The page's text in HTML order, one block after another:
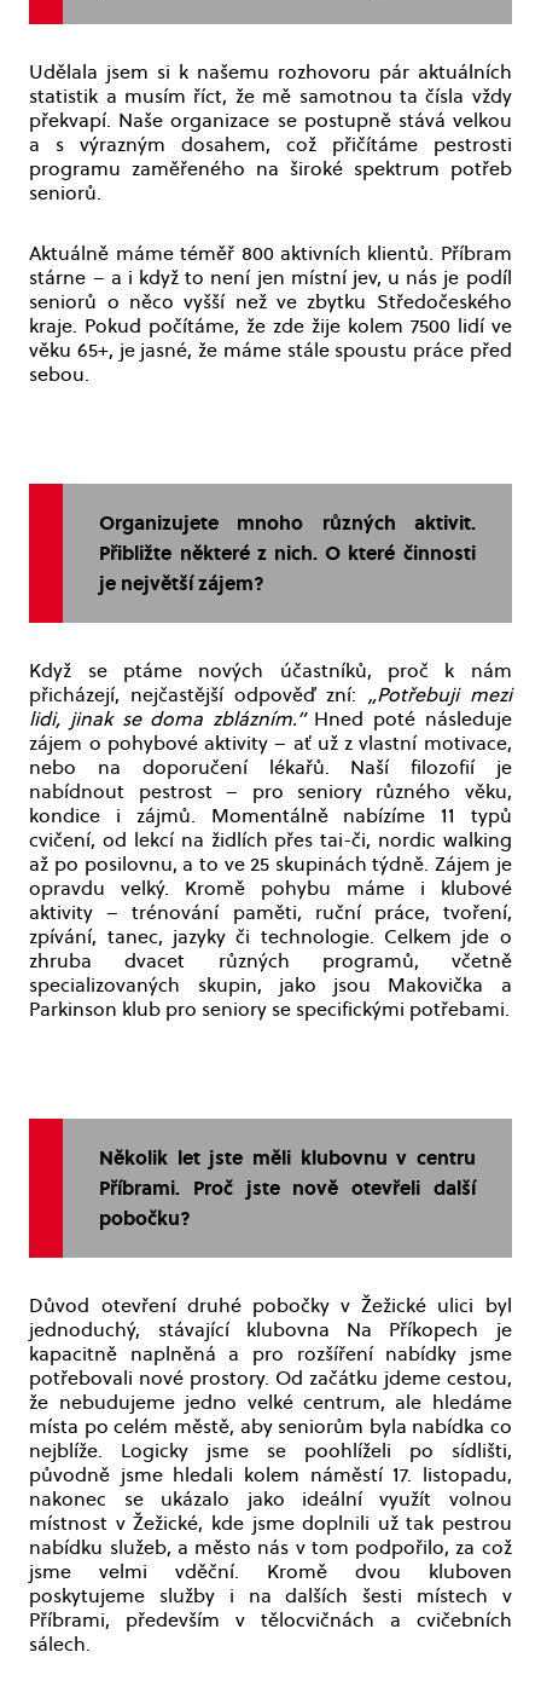
Udělala jsem si k našemu rozhovoru pár aktuálních
statistik a musím říct, že mě samotnou ta čísla vždy
překvapí. Naše organizace se postupně stává velkou
a s výrazným dosahem, což přičítáme pestrosti
programu zaměřeného na široké spektrum potřeb
seniorů.
Aktuálně máme téměř 800 aktivních klientů. Příbram
stárne – a i když to není jen místní jev, u nás je podíl
seniorů o něco vyšší než ve zbytku Středočeského
kraje. Pokud počítáme, že zde žije kolem 7500 lidí ve
věku 65+, je jasné, že máme stále spoustu práce před
sebou.
Organizujete mnoho různých aktivit.
Přibližte některé z nich. O které činnosti
je největší zájem?
Když se ptáme nových účastníků, proč k nám
přicházejí, nejčastější odpověď zní: „Potřebuji mezi
lidi, jinak se doma zblázním.“Hned poté následuje
zájem o pohybové aktivity – ať už z vlastní motivace,
nebo na doporučení lékařů. Naší filozofií je
nabídnout pestrost – pro seniory různého věku,
kondice i zájmů. Momentálně nabízíme 11 typů
cvičení, od lekcí na židlích přes tai-či, nordic walking
až po posilovnu, a to ve 25 skupinách týdně. Zájem je
opravdu velký. Kromě pohybu máme i klubové
aktivity – trénování paměti, ruční práce, tvoření,
zpívání, tanec, jazyky či technologie. Celkem jde o
zhruba dvacet různých programů, včetně
specializovaných skupin, jako jsou Makovička a
Parkinson klub pro seniory se specifickými potřebami.
Několik let jste měli klubovnu v centru
Příbrami. Proč jste nově otevřeli další
pobočku?
Důvod otevření druhé pobočky v Žežické ulici byl
jednoduchý, stávající klubovna Na Příkopech je
kapacitně naplněná a pro rozšíření nabídky jsme
potřebovali nové prostory. Od začátku jdeme cestou,
že nebudujeme jedno velké centrum, ale hledáme
místa po celém městě, aby seniorům byla nabídka co
nejblíže. Logicky jsme se poohlíželi po sídlišti,
původně jsme hledali kolem náměstí 17. listopadu,
nakonec se ukázalo jako ideální využít volnou
místnost v Žežické, kde jsme doplnili už tak pestrou
nabídku služeb, a město nás v tom podpořilo, za což
jsme velmi vděční. Kromě dvou kluboven
poskytujeme služby i na dalších šesti místech v
Příbrami, především v tělocvičnách a cvičebních
sálech.